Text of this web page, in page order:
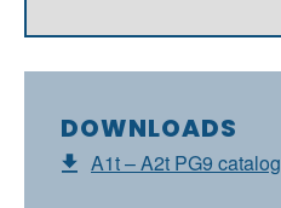
DOWNLOADS
A1t – A2t PG9 catalog